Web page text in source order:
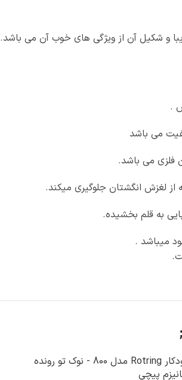
و شکیل آن از ویژگی های خوب آن می باشد.
.
فلزی می باشد.
لغزش انگشتان جلوگیری میکند.
به قلم بخشیده.
میباشد .